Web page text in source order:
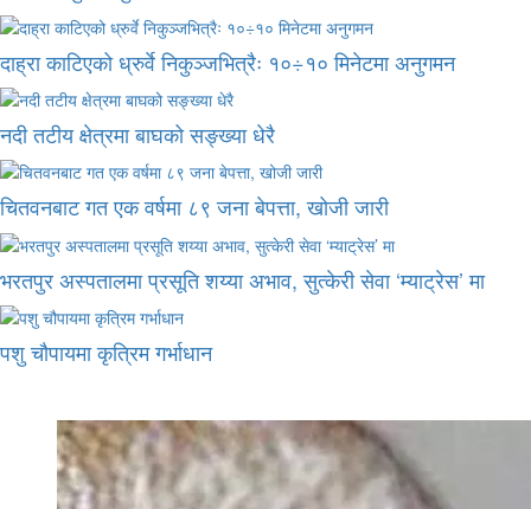
दाह्रा काटिएको ध्रुर्वे निकुञ्जभित्रैः १०÷१० मिनेटमा अनुगमन
नदी तटीय क्षेत्रमा बाघको सङ्ख्या धेरै
चितवनबाट गत एक वर्षमा ८९ जना बेपत्ता, खोजी जारी
भरतपुर अस्पतालमा प्रसूति शय्या अभाव, सुत्केरी सेवा ‘म्याट्रेस’ मा
पशु चौपायमा कृत्रिम गर्भाधान